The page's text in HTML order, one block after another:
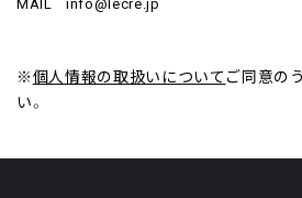
※個人情報の取扱いについて ご同意の
い。